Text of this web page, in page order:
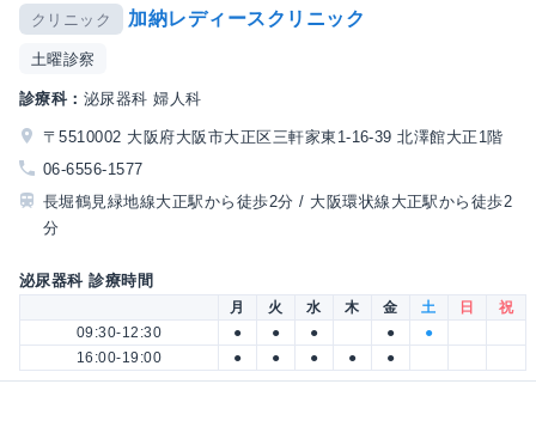
クリニック 加納レディースクリニック
土曜診察
診療科： 泌尿器科 婦人科
〒5510002 大阪府大阪市大正区三軒家東1-16-39 北澤館大正1階
06-6556-1577
長堀鶴見緑地線大正駅から徒歩2分 / 大阪環状線大正駅から徒歩2
分
泌尿器科 診療時間
月 火 水 木 金 土 日
祝
09:30-12:30
● ● ● ●
●
16:00-19:00
● ● ● ● ●